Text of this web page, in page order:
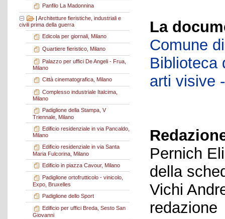
Panfilo La Madonnina
| Architetture fieristiche, industriali e
civili prima della guerra
Edicola per giornali, Milano
Quartiere fieristico, Milano
Palazzo per uffici De Angeli - Frua,
Milano
Città cinematografica, Milano
Complesso industriale Italcima,
Milano
Padiglione della Stampa, V
Triennale, Milano
Edificio residenziale in via Pancaldo,
Milano
Edificio residenziale in via Santa
Maria Fulcorina, Milano
Edificio in piazza Cavour, Milano
Padiglione ortofrutticolo - vinicolo,
Expo, Bruxelles
Padiglione dello Sport
Edificio per uffici Breda, Sesto San
Giovanni
La
Comune
Biblioteca
arti visive
Pernich
della
Vichi
redazione